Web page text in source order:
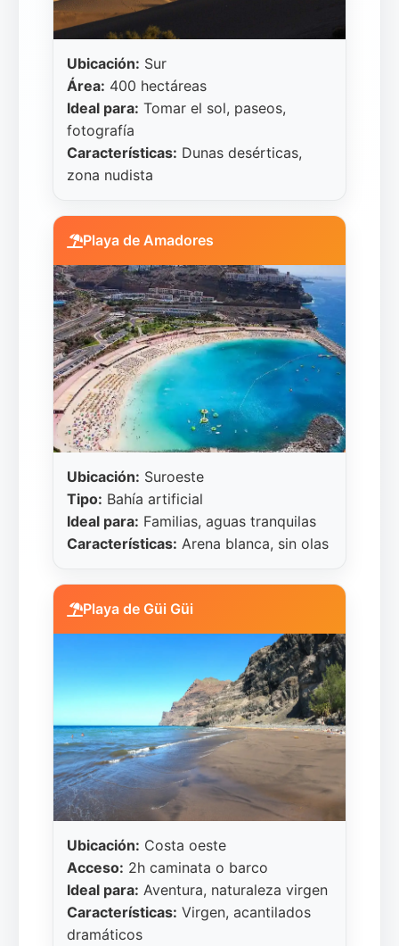
Ubicación: Sur
Área: 400 hectáreas
Ideal para: Tomar el sol, paseos,
fotografía
Características: Dunas desérticas,
zona nudista
Playa de Amadores
Ubicación: Suroeste
Tipo: Bahía artificial
Ideal para: Familias, aguas tranquilas
Características: Arena blanca, sin olas
Playa de Güi Güi
Ubicación: Costa oeste
Acceso: 2h caminata o barco
Ideal para: Aventura, naturaleza virgen
Características: Virgen, acantilados
dramáticos